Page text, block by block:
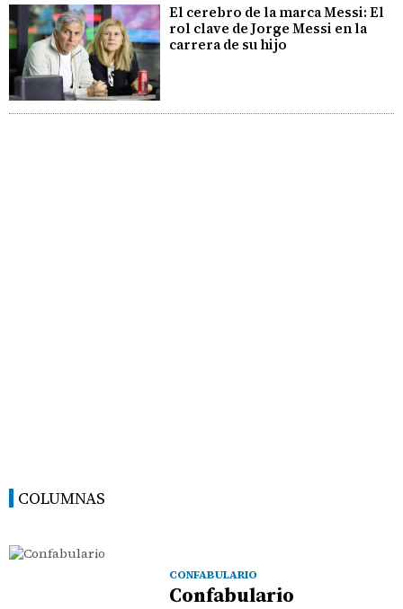
El cerebro de la marca Messi: El
rol clave de Jorge Messi en la
carrera de su hijo
COLUMNAS
CONFABULARIO
Confabulario